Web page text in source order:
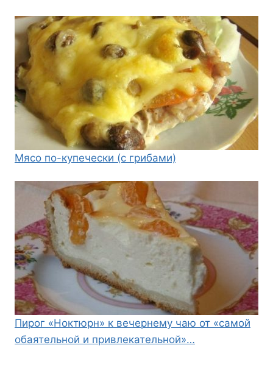
Мясо по-купечески (с грибами)
Пирог «Ноктюрн» к вечернему чаю от «самой
обаятельной и привлекательной»…